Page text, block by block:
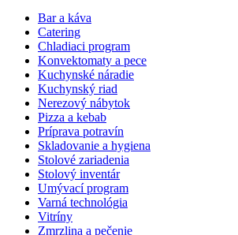
Bar a káva
Catering
Chladiaci program
Konvektomaty a pece
Kuchynské náradie
Kuchynský riad
Nerezový nábytok
Pizza a kebab
Príprava potravín
Skladovanie a hygiena
Stolové zariadenia
Stolový inventár
Umývací program
Varná technológia
Vitríny
Zmrzlina a pečenie